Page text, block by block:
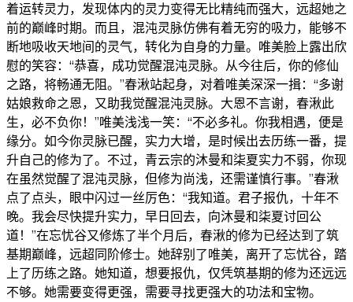
着运转灵力，发现体内的灵力变得无比精纯而强大，远超她之
前的巅峰时期。而且，混沌灵脉仿佛有着无穷的吸力，能够不
断地吸收天地间的灵气，转化为自身的力量。​ 唯美脸上露出欣
慰的笑容：“恭喜，成功觉醒混沌灵脉。从今往后，你的修仙
之路，将畅通无阻。”​ 春湫站起身，对着唯美深深一揖：“多谢
姑娘救命之恩，又助我觉醒混沌灵脉。大恩不言谢，春湫此
生，必不负你！”​ 唯美浅浅一笑：“不必多礼。你我相遇，便是
缘分。如今你灵脉已醒，实力大增，是时候出去历练一番，提
升自己的修为了。不过，青云宗的沐曼和柒夏实力不弱，你现
在虽然觉醒了混沌灵脉，但修为尚浅，还需谨慎行事。”​ 春湫
点了点头，眼中闪过一丝厉色：“我知道。君子报仇，十年不
晚。我会尽快提升实力，早日回去，向沐曼和柒夏讨回公
道！”​ 在忘忧谷又修炼了半个月后，春湫的修为已经达到了筑
基期巅峰，远超同阶修士。她辞别了唯美，离开了忘忧谷，踏
上了历练之路。​ 她知道，想要报仇，仅凭筑基期的修为还远远
不够。她需要变得更强，需要寻找更强大的功法和宝物。​